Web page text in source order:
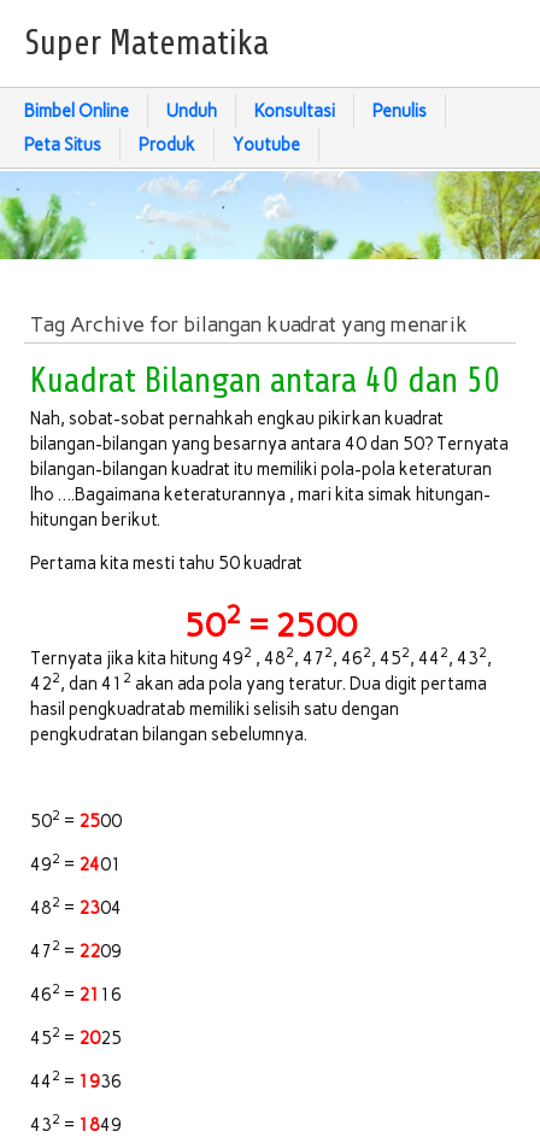
Super Matematika
Bimbel Online Unduh Konsultasi
Penulis
Peta Situs
Produk Youtube
Tag Archive for bilangan kuadrat yang menarik
Kuadrat Bilangan antara 40 dan 50
Nah, sobat-sobat pernahkah engkau pikirkan kuadrat
bilangan-bilangan yang besarnya antara 40 dan 50? Ternyata
bilangan-bilangan kuadrat itu memiliki pola-pola keteraturan
lho ….Bagaimana keteraturannya , mari kita simak hitungan-
hitungan berikut.
Pertama kita mesti tahu 50 kuadrat
502 = 2500
Ternyata jika kita hitung 492 , 482, 472, 462, 452, 442, 432,
422, dan 41 2 akan ada pola yang teratur. Dua digit pertama
hasil pengkuadratab memiliki selisih satu dengan
pengkudratan bilangan sebelumnya.
502 = 2500
492 = 2401
482 = 2304
472 = 2209
462 = 21 16
452 = 2025
442 = 1936
432 = 1849